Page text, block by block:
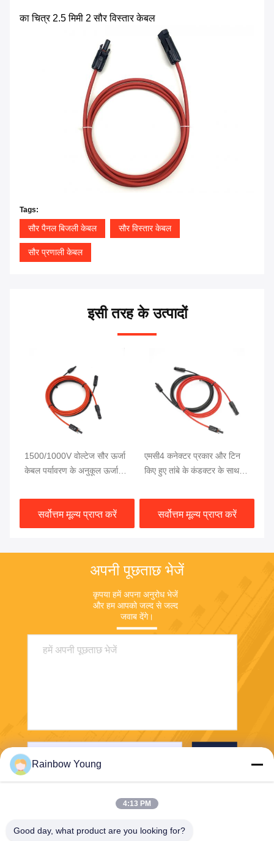
का चित्र 2.5 मिमी 2 सौर विस्तार केबल
Tags:
सौर पैनल बिजली केबल सौर विस्तार केबल
सौर प्रणाली केबल
इसी तरह के उत्पादों
1500/1000V वोल्टेज सौर ऊर्जा
केबल पर्यावरण के अनुकूल ऊर्जा
सर्वोत्तम मूल्य प्राप्त करें
एमसी4 कनेक्टर प्रकार और टिन
किए हुए तांबे के कंडक्टर के साथ
सर्वोत्तम मूल्य प्राप्त करें
अपनी पूछताछ भेजें
कृपया हमें अपना अनुरोध भेजें
और हम आपको जल्द से जल्द
जवाब देंगे।
Rainbow Young
4:13 PM
Good day, what product are you looking for?